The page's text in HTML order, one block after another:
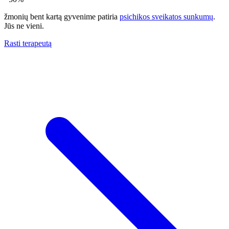
žmonių bent kartą gyvenime patiria psichikos sveikatos sunkumų.
Jūs ne vieni.
Rasti terapeutą